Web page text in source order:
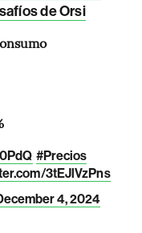
de Orsi
#Precios
3tEJlVzPns
4, 2024